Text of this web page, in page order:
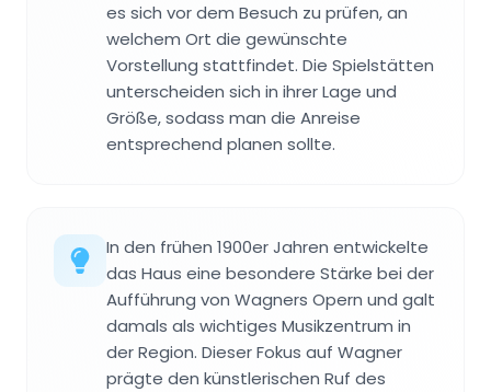
es sich vor dem Besuch zu prüfen, an
welchem Ort die gewünschte
Vorstellung stattfindet. Die Spielstätten
unterscheiden sich in ihrer Lage und
Größe, sodass man die Anreise
entsprechend planen sollte.
In den frühen 1900er Jahren entwickelte
das Haus eine besondere Stärke bei der
Aufführung von Wagners Opern und galt
damals als wichtiges Musikzentrum in
der Region. Dieser Fokus auf Wagner
prägte den künstlerischen Ruf des